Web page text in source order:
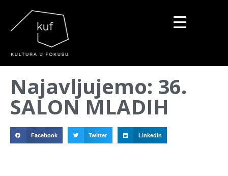
Najavljujemo: 36.
SALON MLADIH
Facebook Twitter LinkedIn
▼
▼